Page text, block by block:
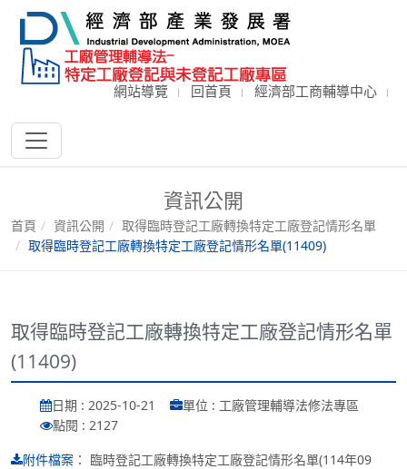
網站導覽 回首頁 經濟部工商輔導中心
資訊公開
首頁 資訊公開
取得臨時登記工廠轉換特定工廠登記情形名單
取得臨時登記工廠轉換特定工廠登記情形名單(11409)
取得臨時登記工廠轉換特定工廠登記情形名單
(11409)
日期 : 2025-10-21
單位 : 工廠管理輔導法修法專區
點閱 : 2127
附件檔案 ： 臨時登記工廠轉換特定工廠登記情形名單(114年09